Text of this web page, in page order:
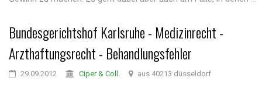
Bundesgerichtshof Karlsruhe - Medizinrecht -
Arzthaftungsrecht - Behandlungsfehler
29.09.2012 Ciper & Coll. aus 40213 düsseldorf